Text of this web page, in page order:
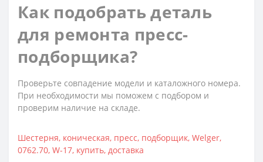
Как подобрать деталь
для ремонта пресс-
подборщика?
Проверьте совпадение модели и каталожного номера.
При необходимости мы поможем с подбором и
проверим наличие на складе.
Шестерня, коническая, пресс, подборщик, Welger,
0762.70, W-17, купить, доставка